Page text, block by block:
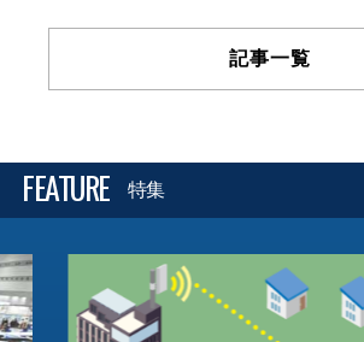
記事一覧
FEATURE 特集